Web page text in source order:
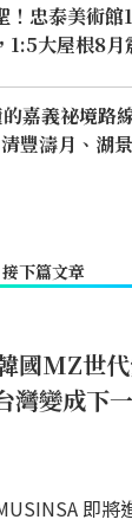
！忠泰美術
1:5大屋根8月
嘉義祕境路
豐濤月、湖
接下篇文章
國MZ世
灣變成下
即將